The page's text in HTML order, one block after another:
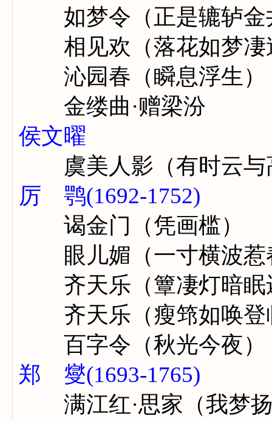
如梦令（正是辘轳金
相见欢（落花如梦凄
沁园春（瞬息浮生）
金缕曲·赠梁汾
侯文曜
虞美人影（有时云与
厉 鹗(1692-1752)
谒金门（凭画槛）
眼儿媚（一寸横波惹
齐天乐（簟凄灯暗眠
齐天乐（瘦筇如唤登
百字令（秋光今夜）
郑 燮(1693-1765)
满江红·思家（我梦